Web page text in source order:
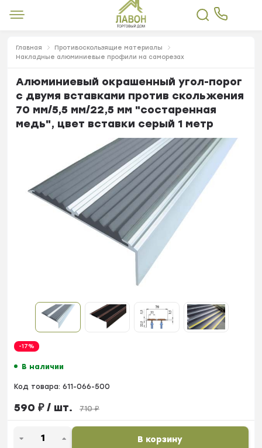
Главная
Противоскользящие материалы
Накладные алюминиевые профили на саморезах
Алюминиевый окрашенный угол-порог
с двумя вставками против скольжения
70 мм/5,5 мм/22,5 мм "состаренная
медь", цвет вставки серый 1 метр
-17%
В наличии
Код товара: 611-066-500
590 ₽/ шт. 710₽
В корзину